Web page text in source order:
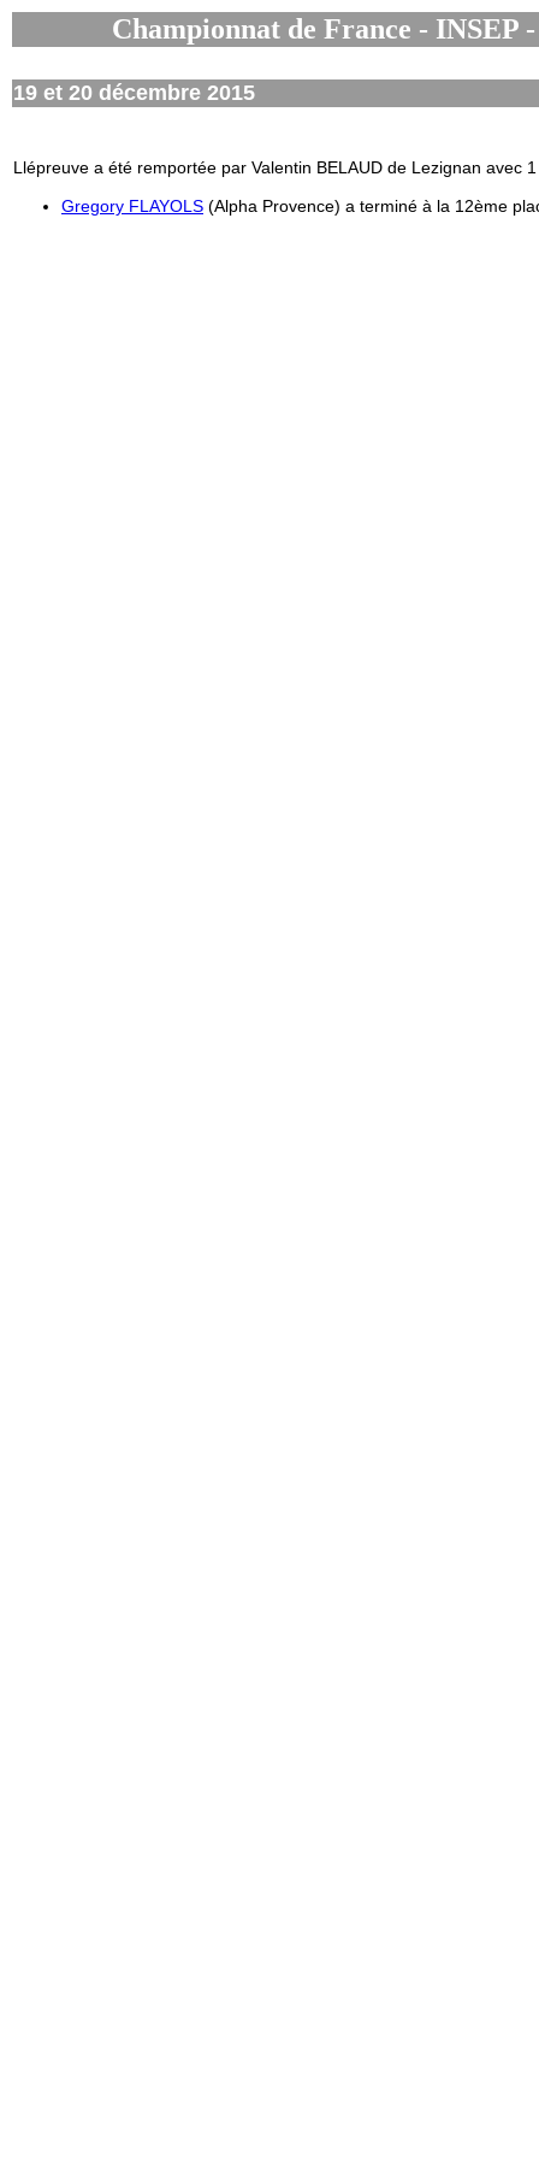
Championnat de France - INSEP
19 et 20 décembre 2015
Llépreuve a été remportée par Valentin BELAUD de Lezignan avec
Gregory FLAYOLS (Alpha Provence) a terminé à la 12ème